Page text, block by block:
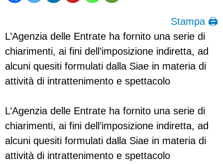
Stampa 🖨
L’Agenzia delle Entrate ha fornito una serie di
chiarimenti, ai fini dell’imposizione indiretta, ad
alcuni quesiti formulati dalla Siae in materia di
attività di intrattenimento e spettacolo
L’Agenzia delle Entrate ha fornito una serie di
chiarimenti, ai fini dell’imposizione indiretta, ad
alcuni quesiti formulati dalla Siae in materia di
attività di intrattenimento e spettacolo